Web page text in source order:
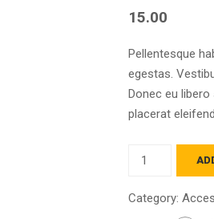
15.00
Pellentesque
egestas.
Donec eu
placerat
Quantity
Category: